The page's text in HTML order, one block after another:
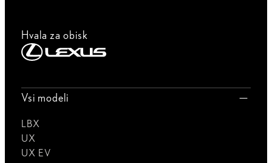
Hvala za obisk
Vsi modeli
LBX
UX
UX EV